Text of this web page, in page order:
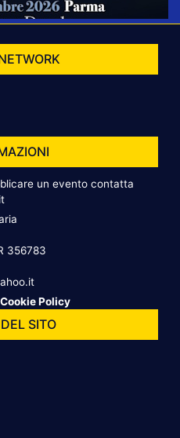
un evento contatta
356783
Cookie Policy
SITO